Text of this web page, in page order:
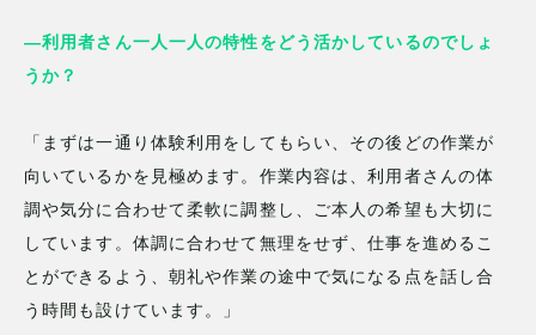
—利用者さん一人一人の特性をどう活かしているのでしょ
うか？
「まずは一通り体験利用をしてもらい、その後どの作業が
向いているかを見極めます。作業内容は、利用者さんの体
調や気分に合わせて柔軟に調整し、ご本人の希望も大切に
しています。体調に合わせて無理をせず、仕事を進めるこ
とができるよう、朝礼や作業の途中で気になる点を話し合
う時間も設けています。」